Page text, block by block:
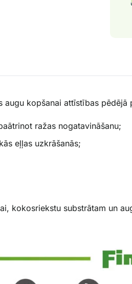
kopšanai attīstības
ražas nogatavināšanu;
eļļas uzkrāšanās;
kokosriekstu substrātam un